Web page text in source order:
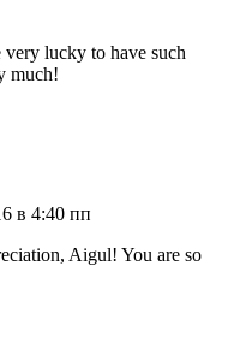
very lucky to have such
much!
в 4:40 пп
Aigul! You are so